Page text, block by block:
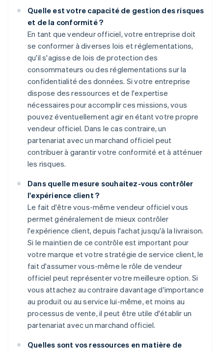
Quelle est votre capacité de gestion des risques
et de la conformité ?
En tant que vendeur officiel, votre entreprise doit
se conformer à diverses lois et réglementations,
qu'il s'agisse de lois de protection des
consommateurs ou des réglementations sur la
confidentialité des données. Si votre entreprise
dispose des ressources et de l'expertise
nécessaires pour accomplir ces missions, vous
pouvez éventuellement agir en étant votre propre
vendeur officiel. Dans le cas contraire, un
partenariat avec un marchand officiel peut
contribuer à garantir votre conformité et à atténuer
les risques.
Dans quelle mesure souhaitez-vous contrôler
l'expérience client ?
Le fait d'être vous-même vendeur officiel vous
permet généralement de mieux contrôler
l'expérience client, depuis l'achat jusqu'à la livraison.
Si le maintien de ce contrôle est important pour
votre marque et votre stratégie de service client, le
fait d'assumer vous-même le rôle de vendeur
officiel peut représenter votre meilleure option. Si
vous attachez au contraire davantage d'importance
au produit ou au service lui-même, et moins au
processus de vente, il peut être utile d'établir un
partenariat avec un marchand officiel.
Quelles sont vos ressources en matière de